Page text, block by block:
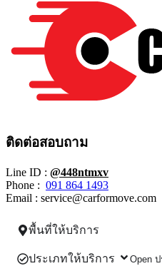
ติดต่อสอบถาม
Line ID : @448ntmxv
Phone : 091 864 1493
Email : service@carformove.com
พื้นที่ให้บริการ
ประเภทให้บริการ Open